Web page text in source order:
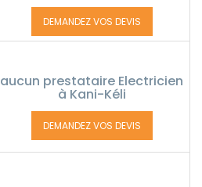
DEMANDEZ VOS DEVIS
aucun prestataire Electricien
à Kani-Kéli
DEMANDEZ VOS DEVIS